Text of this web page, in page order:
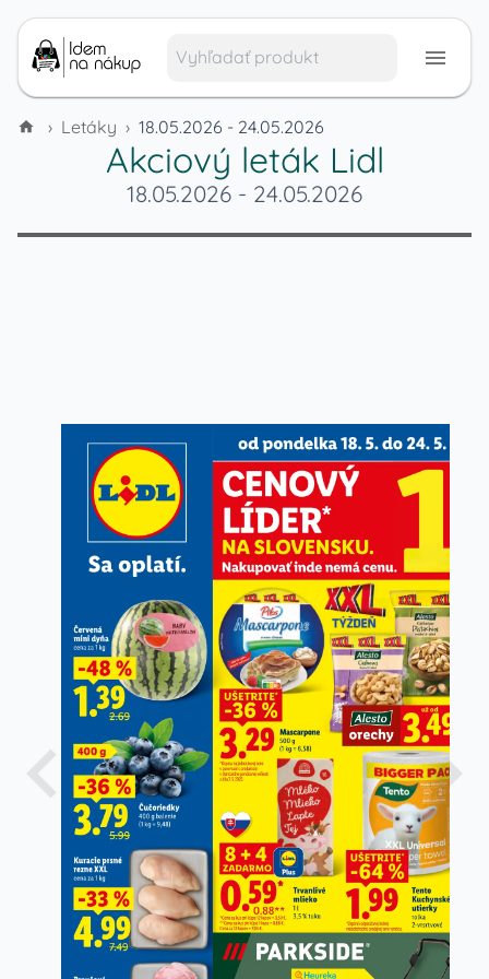
› Letáky › 18.05.2026 - 24.05.2026
Akciový leták Lidl
18.05.2026 - 24.05.2026